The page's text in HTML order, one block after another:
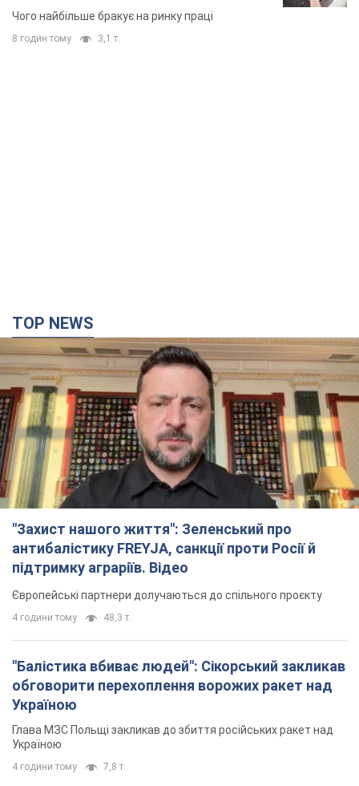
Чого найбільше бракує на ринку праці
8 годин тому 3,1 т.
TOP NEWS
"Захист нашого життя": Зеленський про
антибалістику FREYJA, санкції проти Росії й
підтримку аграріїв. Відео
Європейські партнери долучаються до спільного проєкту
4 години тому 48,3 т.
"Балістика вбиває людей": Сікорський закликав
обговорити перехоплення ворожих ракет над
Україною
Глава МЗС Польщі закликав до збиття російських ракет над
Україною
4 години тому 7,8 т.